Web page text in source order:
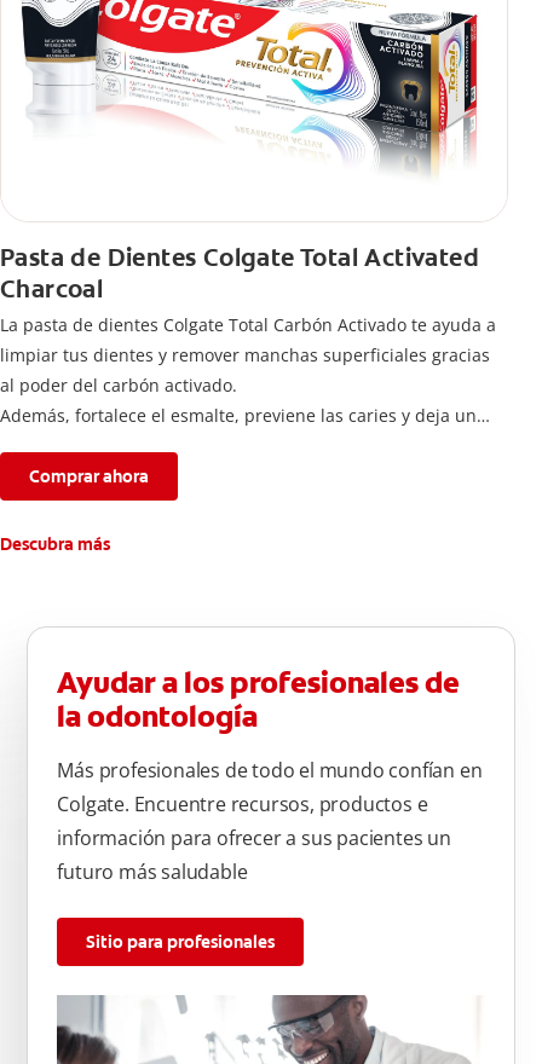
Pasta de Dientes Colgate Total Activated
Charcoal
La pasta de dientes Colgate Total Carbón Activado te ayuda a
limpiar tus dientes y remover manchas superficiales gracias
al poder del carbón activado.
Además, fortalece el esmalte, previene las caries y deja un
Comprar ahora
Descubra más
Ayudar a los profesionales de
la odontología
Más profesionales de todo el mundo confían en
Colgate. Encuentre recursos, productos e
información para ofrecer a sus pacientes un
futuro más saludable
Sitio para profesionales